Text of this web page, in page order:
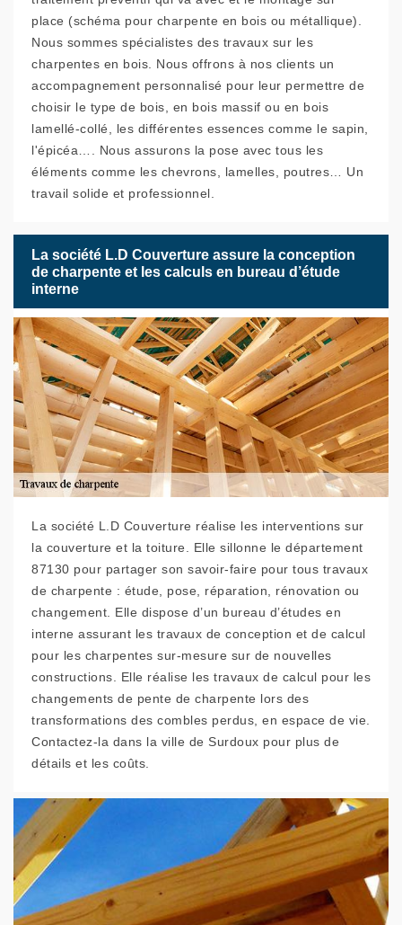
place (schéma pour charpente en bois ou métallique).
Nous sommes spécialistes des travaux sur les
charpentes en bois. Nous offrons à nos clients un
accompagnement personnalisé pour leur permettre de
choisir le type de bois, en bois massif ou en bois
lamellé-collé, les différentes essences comme le sapin,
l'épicéa…. Nous assurons la pose avec tous les
éléments comme les chevrons, lamelles, poutres… Un
travail solide et professionnel.
La société L.D Couverture assure la conception
de charpente et les calculs en bureau d’étude
interne
La société L.D Couverture réalise les interventions sur
la couverture et la toiture. Elle sillonne le département
87130 pour partager son savoir-faire pour tous travaux
de charpente : étude, pose, réparation, rénovation ou
changement. Elle dispose d’un bureau d’études en
interne assurant les travaux de conception et de calcul
pour les charpentes sur-mesure sur de nouvelles
constructions. Elle réalise les travaux de calcul pour les
changements de pente de charpente lors des
transformations des combles perdus, en espace de vie.
Contactez-la dans la ville de Surdoux pour plus de
détails et les coûts.